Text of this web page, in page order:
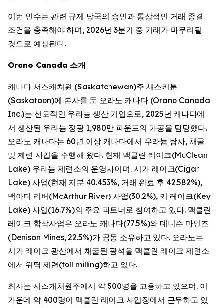
이번 인수는 관련 규제 당국의 승인과 통상적인 거래 종결
조건을 충족해야 하며, 2026년 3분기 중 거래가 마무리될
것으로 예상된다.
Orano Canada 소개
캐나다 서스캐처원 (Saskatchewan)주 새스커툰
(Saskatoon)에 본사를 둔 오라노 캐나다 (Orano Canada
Inc.)는 선도적인 우라늄 생산 기업으로, 2025년 캐나다에
서 생산된 우라늄 정광 1,980만 파운드의 가공을 담당했다.
오라노 캐나다는 60년 이상 캐나다에서 우라늄 탐사, 채굴
및 제련 사업을 수행해 왔다. 현재 맥클린 레이크(McClean
Lake) 우라늄 제련소의 운영사이며, 시가 레이크(Cigar
Lake) 사업(현재 지분 40.453%, 거래 완료 후 42.582%),
맥아더 리버(McArthur River) 사업(30.2%), 키 레이크(Key
Lake) 사업(16.7%)의 주요 파트너로 참여하고 있다. 맥클린
레이크 합작사업은 오라노 캐나다(77.5%)와 데니슨 마인즈
(Denison Mines, 22.5%)가 공동 소유하고 있다. 오라노는
시가 레이크 광산에서 채굴된 광석을 맥클린 레이크 제련소
에서 위탁 제련(toll milling)하고 있다.
회사는 서스캐처원주에서 약 500명을 고용하고 있으며, 이
가운데 약 400명이 맥클린 레이크 사업장에서 근무하고 있